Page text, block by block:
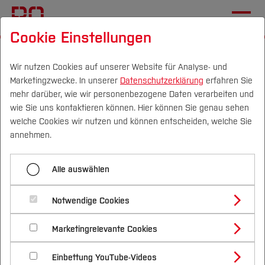
Campus Personen DE|EN Quicklinks
Studium
Studienangebote
Bachelorstudiengänge
Masterstudiengänge
Vor dem Studium
Bewerben & Einschreiben
Bewerbungsportal
Im Studium
Studienbüros und Prüfungen
Nach dem Studium
Forschung & Transfer
Profil
Forschungs- und Transferprofil
Schwerpunkte (FuT)
Beratung & Förderung
Nachhaltigkeit
Nachhaltigkeit studieren
International
Internationale Bewerber*innen
Leben in Deutschland
Sprachkurse
Menü aufklappen
Krankenversicherung
Sprachkurse
Freizeit und Soziales
Sprachkurse an der
Hochschule Bochum
Bitte beachten Sie, dass die Hochschule Bochum
keine studienvorbereitenden Sprachkurse
Cookie Einstellungen
Wir nutzen Cookies auf unserer Website für Analyse- und
Marketingzwecke. In unserer Datenschutzerklärung erfahren Sie
mehr darüber, wie wir personenbezogene Daten verarbeiten und
wie Sie uns kontaktieren können. Hier können Sie genau sehen
welche Cookies wir nutzen und können entscheiden, welche Sie
annehmen.
Alle auswählen
Notwendige Cookies
Marketingrelevante Cookies
Einbettung YouTube-Videos